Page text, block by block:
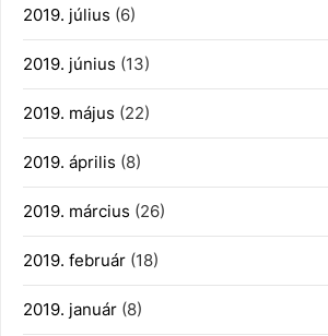
2019. július (6)
2019. június (13)
2019. május (22)
2019. április (8)
2019. március (26)
2019. február (18)
2019. január (8)